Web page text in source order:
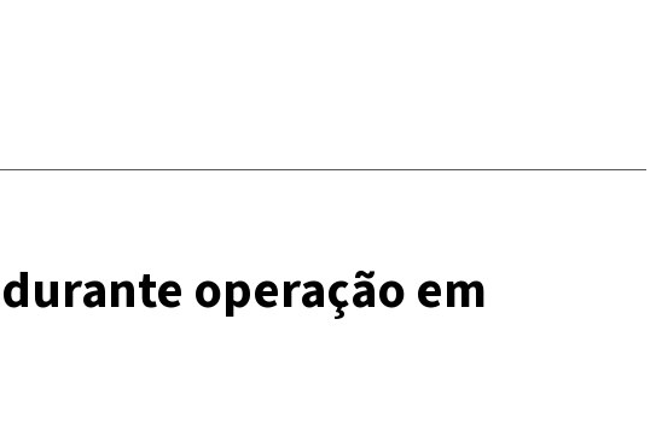
operação em